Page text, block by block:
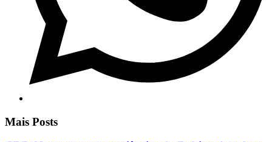
Mais Posts